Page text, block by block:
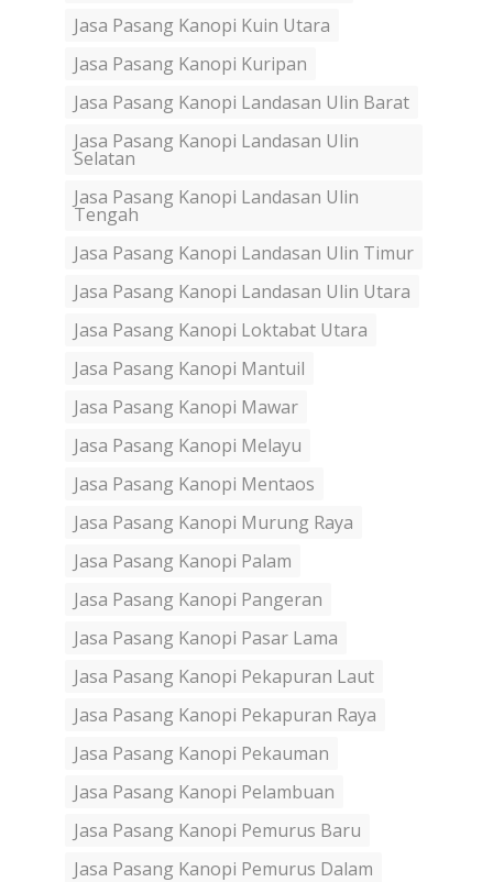
Jasa Pasang Kanopi Kuin Utara
Jasa Pasang Kanopi Kuripan
Jasa Pasang Kanopi Landasan Ulin Barat
Jasa Pasang Kanopi Landasan Ulin
Selatan
Jasa Pasang Kanopi Landasan Ulin
Tengah
Jasa Pasang Kanopi Landasan Ulin Timur
Jasa Pasang Kanopi Landasan Ulin Utara
Jasa Pasang Kanopi Loktabat Utara
Jasa Pasang Kanopi Mantuil
Jasa Pasang Kanopi Mawar
Jasa Pasang Kanopi Melayu
Jasa Pasang Kanopi Mentaos
Jasa Pasang Kanopi Murung Raya
Jasa Pasang Kanopi Palam
Jasa Pasang Kanopi Pangeran
Jasa Pasang Kanopi Pasar Lama
Jasa Pasang Kanopi Pekapuran Laut
Jasa Pasang Kanopi Pekapuran Raya
Jasa Pasang Kanopi Pekauman
Jasa Pasang Kanopi Pelambuan
Jasa Pasang Kanopi Pemurus Baru
Jasa Pasang Kanopi Pemurus Dalam